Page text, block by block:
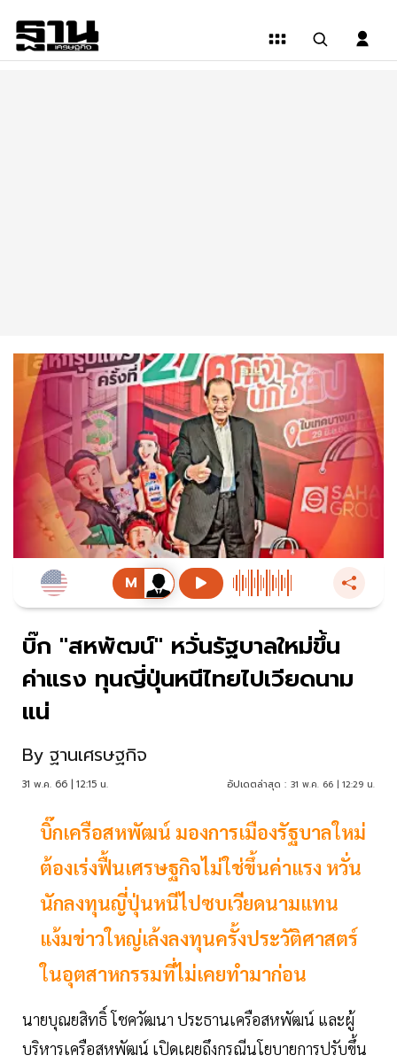
บิ๊ก "สหพัฒน์" หวั่นรัฐบาลใหม่ขึ้น
ค่าแรง ทุนญี่ปุ่นหนีไทยไปเวียดนาม
แน่
By ฐานเศรษฐกิจ
31 พ.ค. 66 | 12:15 น. อัปเดตล่าสุด : 31 พ.ค. 66 | 12:29 น.
บิ๊กเครือสหพัฒน์ มองการเมืองรัฐบาลใหม่
ต้องเร่งฟื้นเศรษฐกิจไม่ใช่ขึ้นค่าแรง หวั่น
นักลงทุนญี่ปุ่นหนีไปซบเวียดนามแทน
แง้มข่าวใหญ่เล้งลงทุนครั้งประวัติศาสตร์
ในอุตสาหกรรมที่ไม่เคยทำมาก่อน
นายบุณยสิทธิ์ โชควัฒนา ประธานเครือสหพัฒน์ และผู้
บริหารเครือสหพัฒน์ เปิดเผยถึงกรณีนโยบายการปรับขึ้น